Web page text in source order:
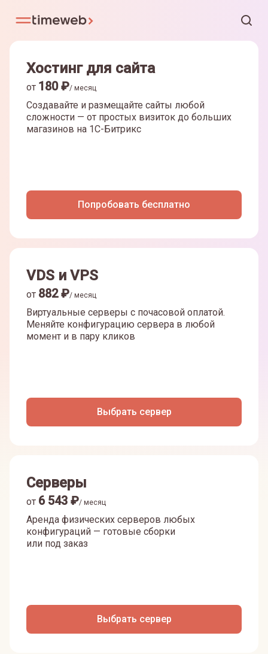
Хостинг для сайта
от 180₽/ месяц
Создавайте и размещайте сайты любой
сложности — от простых визиток до больших
магазинов на 1С-Битрикс
Попробовать бесплатно
VDS и VPS
от 882₽/ месяц
Виртуальные серверы с почасовой оплатой.
Меняйте конфигурацию сервера в любой
момент и в пару кликов
Выбрать сервер
Серверы
от 6 543 ₽/ месяц
Аренда физических серверов любых
конфигураций — готовые сборки
или под заказ
Выбрать сервер